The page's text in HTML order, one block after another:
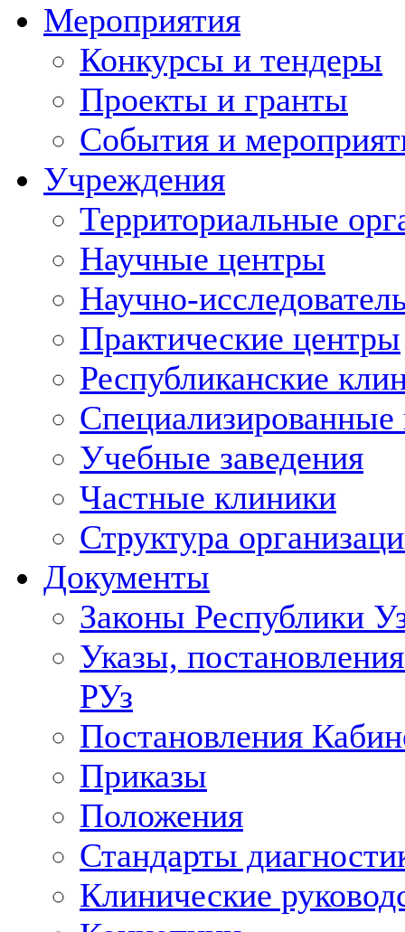
Мероприятия
Конкурсы и тендеры
Проекты и гранты
События и
Учреждения
Территориальные
Научные центры
Научно-
Практические центры
Республиканские
Учебные заведения
Частные клиники
Структура
Документы
Законы Республики
Указы,
РУз
Постановления
Приказы
Положения
Стандарты
Клинические